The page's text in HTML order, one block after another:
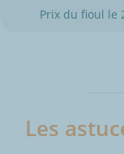
Prix du fioul le
Les